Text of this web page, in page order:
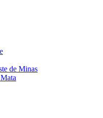
de Minas